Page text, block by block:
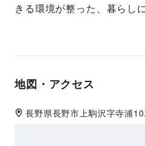
きる環境が整った、暮らし
地図・アクセス
長野県長野市 上駒沢字寺浦